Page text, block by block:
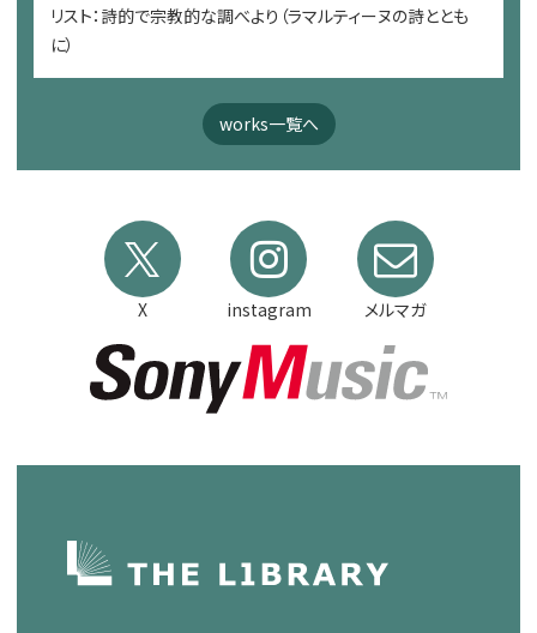
リスト：詩的で宗教的な調べより（ラマルティーヌの詩ととも
に）
works一覧へ
X instagram メルマガ